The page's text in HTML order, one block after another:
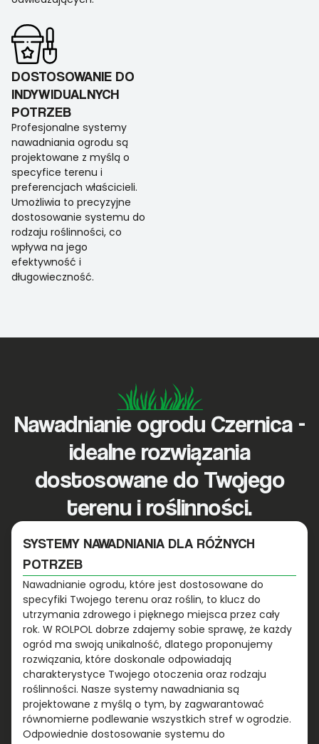
DOSTOSOWANIE DO
INDYWIDUALNYCH
POTRZEB
Profesjonalne systemy
nawadniania ogrodu są
projektowane z myślą o
specyfice terenu i
preferencjach właścicieli.
Umożliwia to precyzyjne
dostosowanie systemu do
rodzaju roślinności, co
wpływa na jego
efektywność i
długowieczność.
Nawadnianie ogrodu Czernica -
idealne rozwiązania
dostosowane do Twojego
terenu i roślinności.
SYSTEMY NAWADNIANIA DLA RÓŻNYCH
POTRZEB
Nawadnianie ogrodu, które jest dostosowane do
specyfiki Twojego terenu oraz roślin, to klucz do
utrzymania zdrowego i pięknego miejsca przez cały
rok. W ROLPOL dobrze zdajemy sobie sprawę, że każdy
ogród ma swoją unikalność, dlatego proponujemy
rozwiązania, które doskonale odpowiadają
charakterystyce Twojego otoczenia oraz rodzaju
roślinności. Nasze systemy nawadniania są
projektowane z myślą o tym, by zagwarantować
równomierne podlewanie wszystkich stref w ogrodzie.
Odpowiednie dostosowanie systemu do